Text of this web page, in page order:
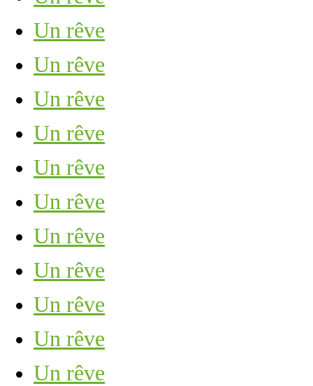
Un rêve
Un rêve
Un rêve
Un rêve
Un rêve
Un rêve
Un rêve
Un rêve
Un rêve
Un rêve
Un rêve